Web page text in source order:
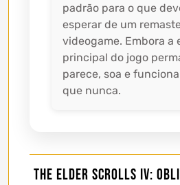
padrão para o que
esperar de um
videogame. Embora a
principal do jogo
parece, soa e
que nunca.
The Elder Scrolls IV: